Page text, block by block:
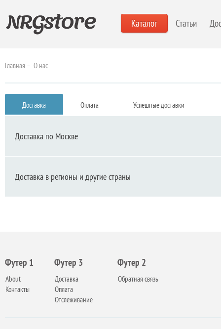
Каталог Статьи
Главная – О нас
Доставка Оплата Успешные доставки
Доставка по Москве
Доставка в регионы и другие страны
Футер 1
About
Контакты
Футер 3
Доставка
Оплата
Отслеживание
Футер 2
Обратная связь